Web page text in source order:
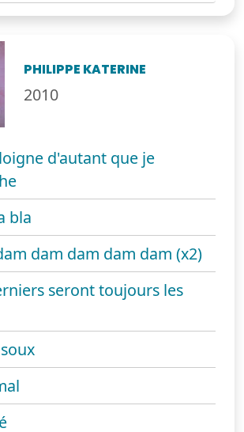
PHILIPPE KATERINE
2010
d'autant que je
bla
dam dam dam dam (x2)
seront toujours les